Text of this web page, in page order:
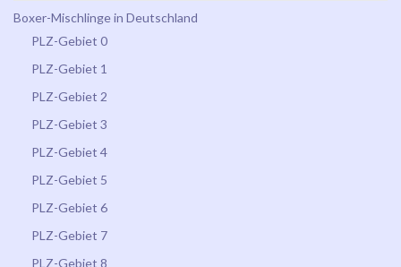
Boxer-Mischlinge in Deutschland
PLZ-Gebiet 0
PLZ-Gebiet 1
PLZ-Gebiet 2
PLZ-Gebiet 3
PLZ-Gebiet 4
PLZ-Gebiet 5
PLZ-Gebiet 6
PLZ-Gebiet 7
PLZ-Gebiet 8